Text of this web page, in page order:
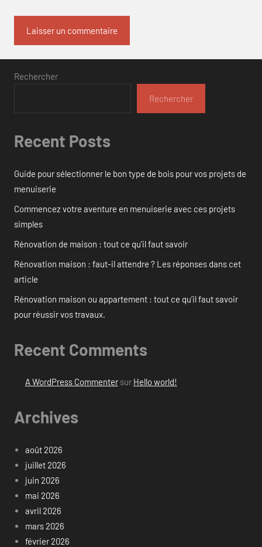
Rechercher
Rechercher
Recent Posts
Guide pour sélectionner le bon type de bois pour vos projets de
menuiserie
Commencez votre aventure en menuiserie avec ces projets
simples
Rénovation de maison : tout ce qu’il faut savoir
Rénovation maison : faut-il attendre ? Les réponses dans cet
article
Rénovation maison ou appartement : tout ce qu’il faut savoir
pour réussir vos travaux.
Recent Comments
A WordPress Commentersur Hello world!
Archives
août 2026
juillet 2026
juin 2026
mai 2026
avril 2026
mars 2026
février 2026